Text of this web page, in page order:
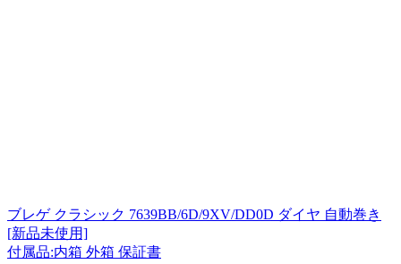
ブレゲ クラシック 7639BB/6D/9XV/DD0D ダイヤ 自動巻き
[新品未使用]
付属品:内箱 外箱 保証書